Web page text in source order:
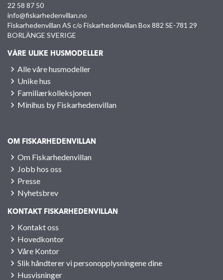
22 58 87 50
info@fiskarhedenvillan.no
Fiskarhedenvillan AS c/o Fiskarhedenvillan Box 882 SE-781 29
BORLÄNGE SVERIGE
VÅRE ULIKE HUSMODELLER
Alle våre husmodeller
Unike hus
Familiærkolleksjonen
Minihus by Fiskarhedenvillan
OM FISKARHEDENVILLAN
Om Fiskarhedenvillan
Jobb hos oss
Presse
Nyhetsbrev
KONTAKT FISKARHEDENVILLAN
Kontakt oss
Hovedkontor
Våre Kontor
Slik håndterer vi personopplysningene dine
Husvisninger